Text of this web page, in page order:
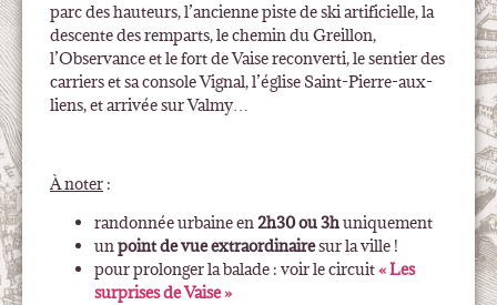
parc des hauteurs, l’ancienne piste de ski artificielle, la
descente des remparts, le chemin du Greillon,
l’Observance et le fort de Vaise reconverti, le sentier des
carriers et sa console Vignal, l’église Saint-Pierre-aux-
liens, et arrivée sur Valmy…
À noter :
randonnée urbaine en2h30 ou 3huniquement
unpoint de vue extraordinairesur la ville !
pour prolonger la balade : voir le circuit« Les
surprises de Vaise »